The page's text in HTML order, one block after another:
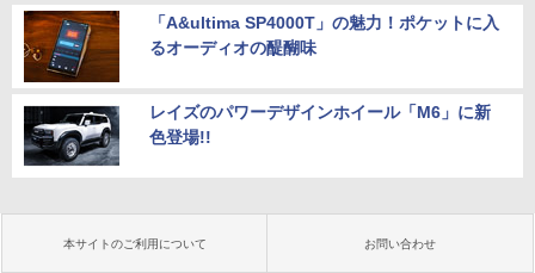
「A&ultima SP4000T」の魅力！ポケットに入
るオーディオの醍醐味
レイズのパワーデザインホイール「M6」に新
色登場!!
本サイトのご利用について お問い合わせ